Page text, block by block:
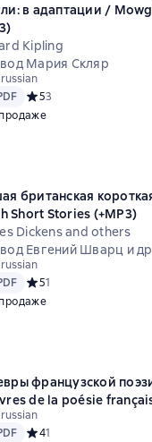
в адаптации /
Kipling
Мария Скляр
Средний рейтинг 5 на
53
британская
Short Stories (+MP3)
Dickens and others
Евгений Шварц и
Средний рейтинг 5 на
51
французской
de la poésie
Средний рейтинг 4 на
41